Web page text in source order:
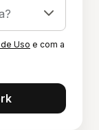
Uso e com a